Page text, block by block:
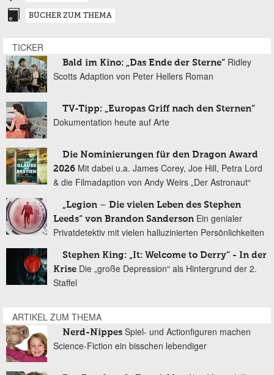
BÜCHER ZUM THEMA
TICKER
Bald im Kino: „Das Ende der Sterne“ Ridley
Scotts Adaption von Peter Hellers Roman
TV-Tipp: „Europas Griff nach den Sternen“
Dokumentation heute auf Arte
Die Nominierungen für den Dragon Award
2026 Mit dabei u.a. James Corey, Joe Hill, Petra Lord
& die Filmadaption von Andy Weirs „Der Astronaut“
„Legion – Die vielen Leben des Stephen
Leeds“ von Brandon Sanderson Ein genialer
Privatdetektiv mit vielen halluzinierten Persönlichkeiten
Stephen King: „It: Welcome to Derry“ - In der
Krise Die „große Depression“ als Hintergrund der 2.
Staffel
ARTIKEL ZUM THEMA
Nerd-Nippes Spiel- und Actionfiguren machen
Science-Fiction ein bisschen lebendiger